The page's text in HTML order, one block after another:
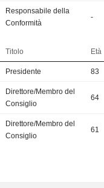
Responsabile della
Conformità
-
Titolo Età
Presidente 83
Direttore/Membro del
Consiglio
64
Direttore/Membro del
Consiglio
61